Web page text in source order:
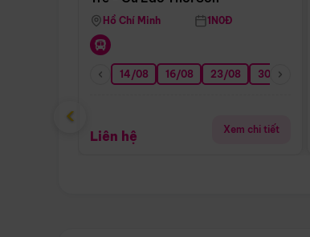
Hồ Chí Minh 1N0Đ
14/08 16/08 23/08 30/08
Liên hệ Xem chi tiết
‹